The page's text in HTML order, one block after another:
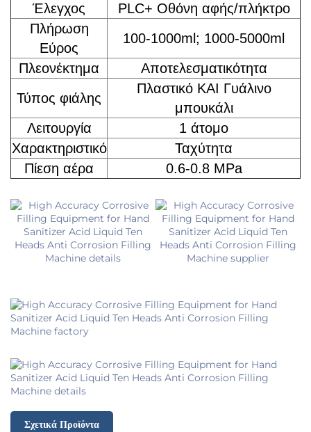
Έλεγχος
PLC+ Οθόνη αφής/πλήκτρο
Πλήρωση
Εύρος
100-1000ml; 1000-5000ml
Πλεονέκτημα
Αποτελεσματικότητα
Τύπος φιάλης
Πλαστικό ΚΑΙ Γυάλινο
μπουκάλι
Λειτουργία
1 άτομο
Χαρακτηριστικό
Ταχύτητα
Πίεση αέρα
0.6-0.8 MPa
Σχετικά Προϊόντα